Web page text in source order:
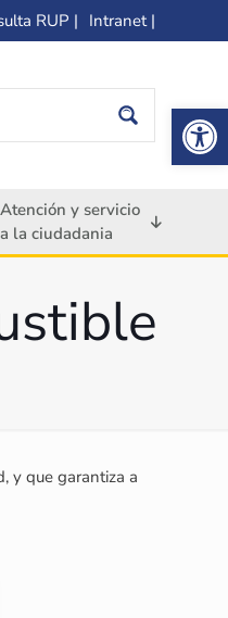
RUP | Intranet |
Atención y servicio
a la ciudadania
y que garantiza a